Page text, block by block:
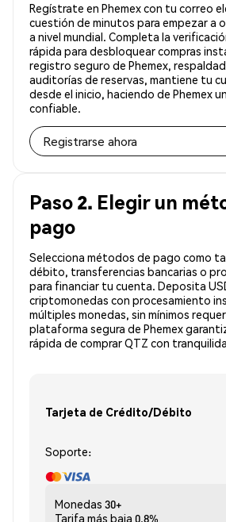
Regístrate en Phemex con tu correo
cuestión de minutos para empezar a
a nivel mundial. Completa la
rápida para desbloquear compras
registro seguro de Phemex,
auditorías de reservas, mantiene tu
desde el inicio, haciendo de Phemex
confiable.
Registrarse ahora
Paso 2. Elegir un
pago
Selecciona métodos de pago como
débito, transferencias bancarias o
para financiar tu cuenta. Deposita
criptomonedas con procesamiento
múltiples monedas, sin mínimos
plataforma segura de Phemex
rápida de comprar QTZ con
Tarjeta de Crédito/Débito
Soporte:
Monedas 30+
Tarifa más baja 0.8%